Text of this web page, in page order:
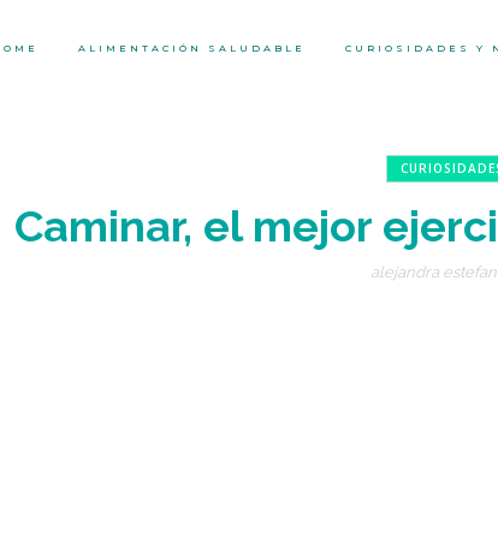
ALIMENTACIÓN SALUDABLE CURIOSIDADES Y
Caminar, el mejor
alejandra